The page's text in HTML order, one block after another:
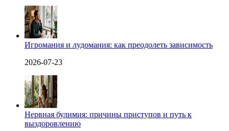
Игромания и лудомания: как преодолеть зависимость
2026-07-23
Нервная булимия: причины приступов и путь к
выздоровлению